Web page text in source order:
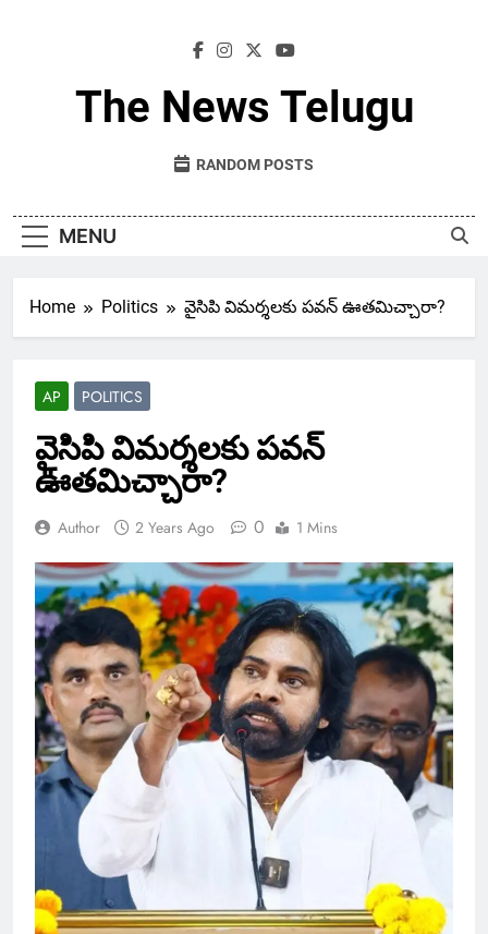
The News Telugu
RANDOM POSTS
MENU
Home Politics వైసిపి విమర్శలకు పవన్ ఊతమిచ్చారా?
AP POLITICS
వైసిపి విమర్శలకు పవన్
ఊతమిచ్చారా?
Author 2 Years Ago 0 1 Mins